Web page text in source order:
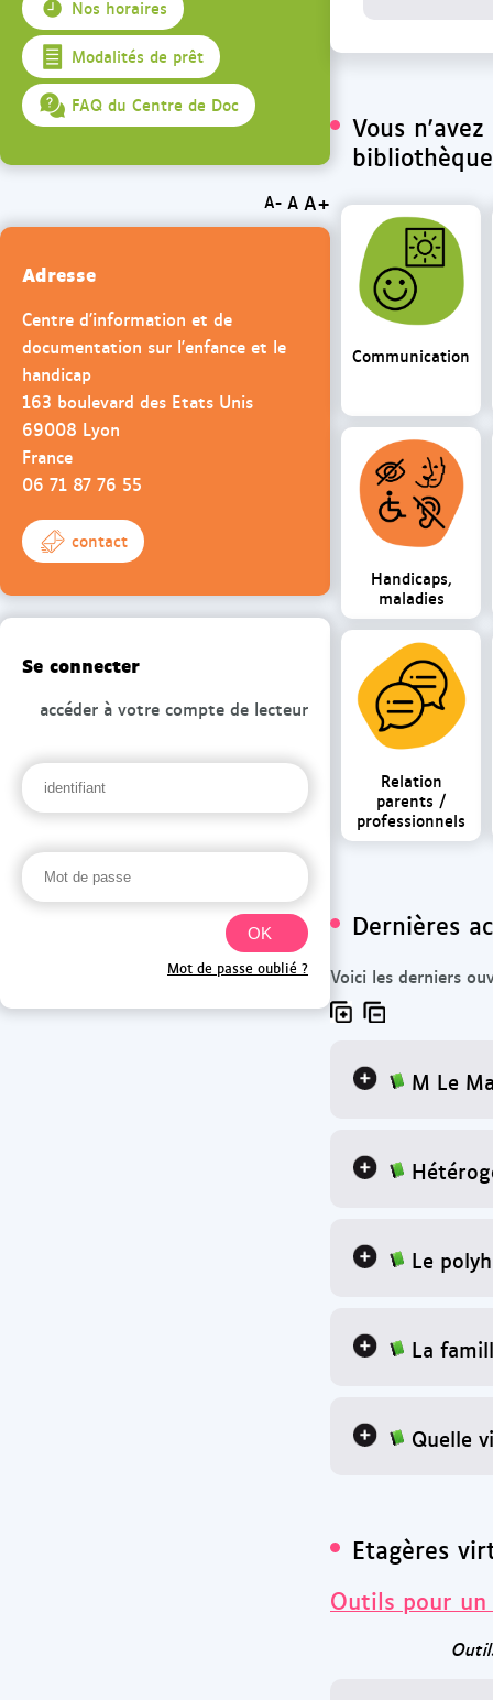
Vous
Communication
Handicaps,
maladies
Relation
parents /
professionnels
Dernières
Voici les derniers
M Le
Le
La
Quelle
Etagères
Outils pour
Nos horaires
Modalités de prêt
FAQ du Centre de Doc
A- A A+
Adresse
Centre d'information et de
documentation sur l'enfance et le
handicap
163 boulevard des Etats Unis
69008 Lyon
France
06 71 87 76 55
contact
Se connecter
accéder à votre compte de lecteur
Mot de passe oublié ?